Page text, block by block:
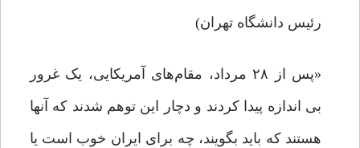
رئیس دانشگاه تهران)
«پس از ۲۸ مرداد، مقام‌های آمریکایی، یک غرور
بی اندازه پیدا کردند و دچار این توهم شدند که آنها
هستند که باید بگویند، چه برای ایران خوب است یا